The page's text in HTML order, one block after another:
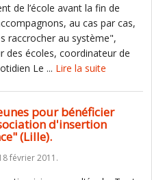
de l’école avant la fin de
au cas par cas,
raccrocher au système",
des écoles, coordinateur de
Le ... Lire la suite
pour bénéficier
d'insertion
(Lille).
février 2011.